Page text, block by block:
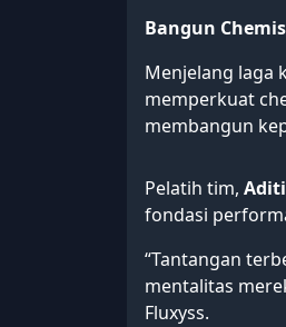
Bangun
Menjelang laga
memperkuat
membangun
Pelatih tim,
fondasi
“Tantangan
mentalitas
Fluxyss.